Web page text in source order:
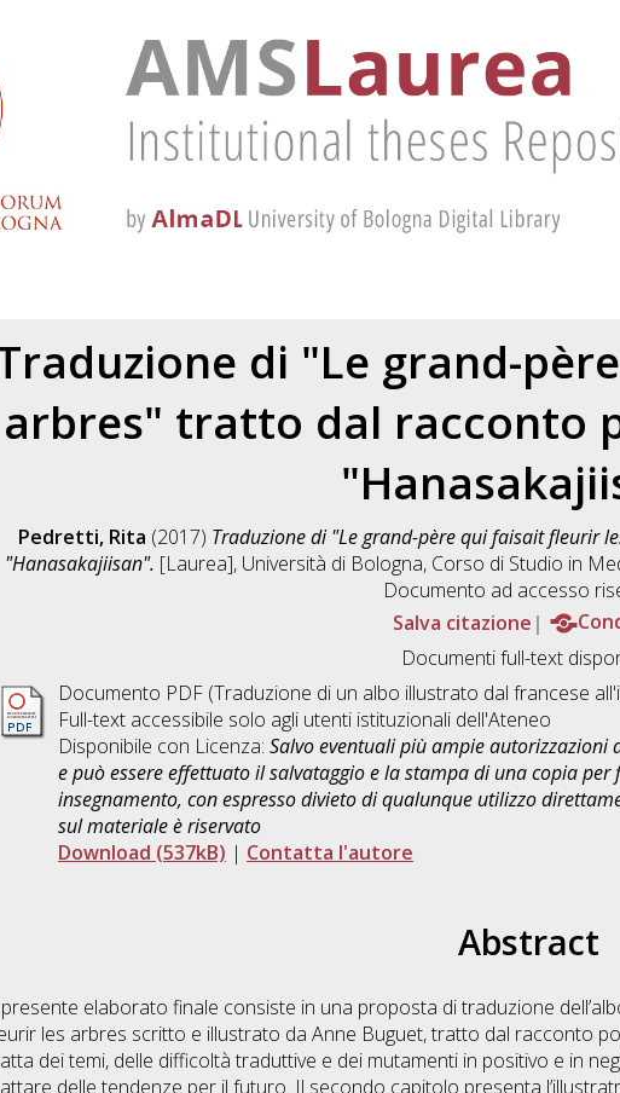
di "Le grand-
arbres" tratto dal racconto
Pedretti, Rita (2017) Traduzione di "Le grand-père qui faisait fleurir
"Hanasakajiisan". [Laurea], Università di Bologna, Corso di Studio in
Documento ad accesso
Salva citazione
Documenti full-text
Documento PDF (Traduzione di un albo illustrato dal francese
Full-text accessibile solo agli utenti istituzionali dell'Ateneo
Disponibile con Licenza: Salvo eventuali più ampie
e può essere effettuato il salvataggio e la stampa di una copia
insegnamento, con espresso divieto di qualunque utilizzo
sul materiale è riservato
Download (537kB) | Contatta l'autore
Abstract
elaborato finale consiste in una proposta di traduzione
les arbres scritto e illustrato da Anne Buguet, tratto dal racconto
dei temi, delle difficoltà traduttive e dei mutamenti in positivo e in
delle tendenze per il futuro. Il secondo capitolo presenta